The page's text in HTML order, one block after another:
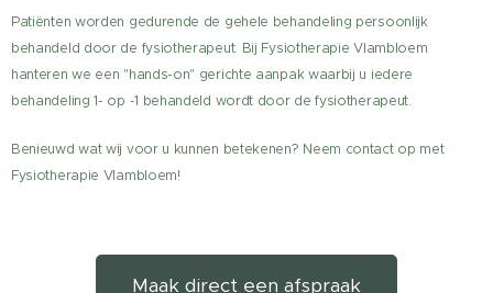
Patiënten worden gedurende de gehele behandeling persoonlijk
behandeld door de fysiotherapeut. Bij Fysiotherapie Vlambloem
hanteren we een "hands-on" gerichte aanpak waarbij u iedere
behandeling 1- op -1 behandeld wordt door de fysiotherapeut.
Benieuwd wat wij voor u kunnen betekenen? Neem contact op met
Fysiotherapie Vlambloem!
Maak direct een afspraak